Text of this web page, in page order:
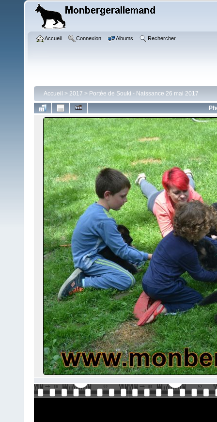
Accueil Connexion Albums Rechercher
Accueil > 2017 > Portée de Souki - Naissance 26 mai 2017